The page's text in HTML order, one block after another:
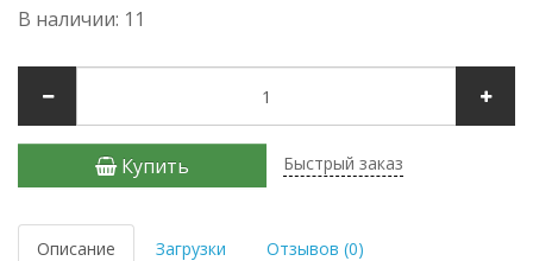
В наличии: 11
Купить Быстрый заказ
Описание Загрузки Отзывов (0)